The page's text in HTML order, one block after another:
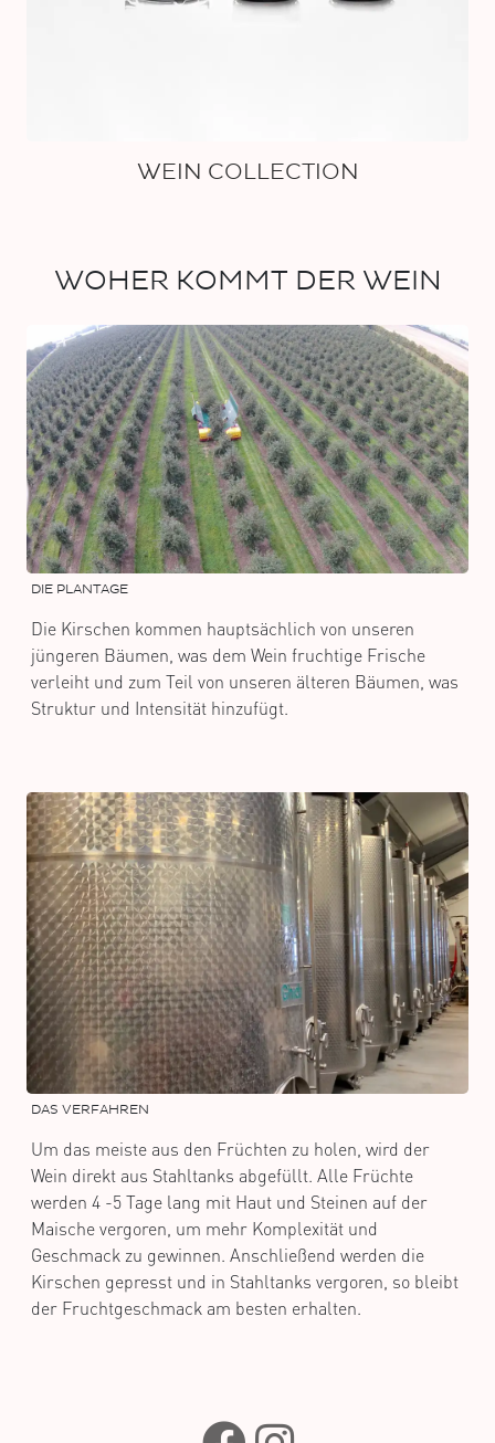
WEIN COLLECTION
WOHER KOMMT DER WEIN
DIE PLANTAGE
Die Kirschen kommen hauptsächlich von unseren
jüngeren Bäumen, was dem Wein fruchtige Frische
verleiht und zum Teil von unseren älteren Bäumen, was
Struktur und Intensität hinzufügt.
DAS VERFAHREN
Um das meiste aus den Früchten zu holen, wird der
Wein direkt aus Stahltanks abgefüllt. Alle Früchte
werden 4 -5 Tage lang mit Haut und Steinen auf der
Maische vergoren, um mehr Komplexität und
Geschmack zu gewinnen. Anschließend werden die
Kirschen gepresst und in Stahltanks vergoren, so bleibt
der Fruchtgeschmack am besten erhalten.